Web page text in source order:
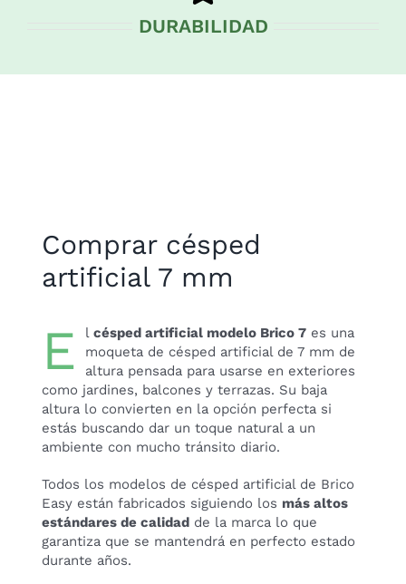
DURABILIDAD
Comprar césped
artificial 7 mm
E l césped artificial modelo Brico 7es una
moqueta de césped artificial de 7 mm de
altura pensada para usarse en exteriores
como jardines, balcones y terrazas. Su baja
altura lo convierten en la opción perfecta si
estás buscando dar un toque natural a un
ambiente con mucho tránsito diario.
Todos los modelos de césped artificial de Brico
Easy están fabricados siguiendo los más altos
estándares de calidadde la marca lo que
garantiza que se mantendrá en perfecto estado
durante años.